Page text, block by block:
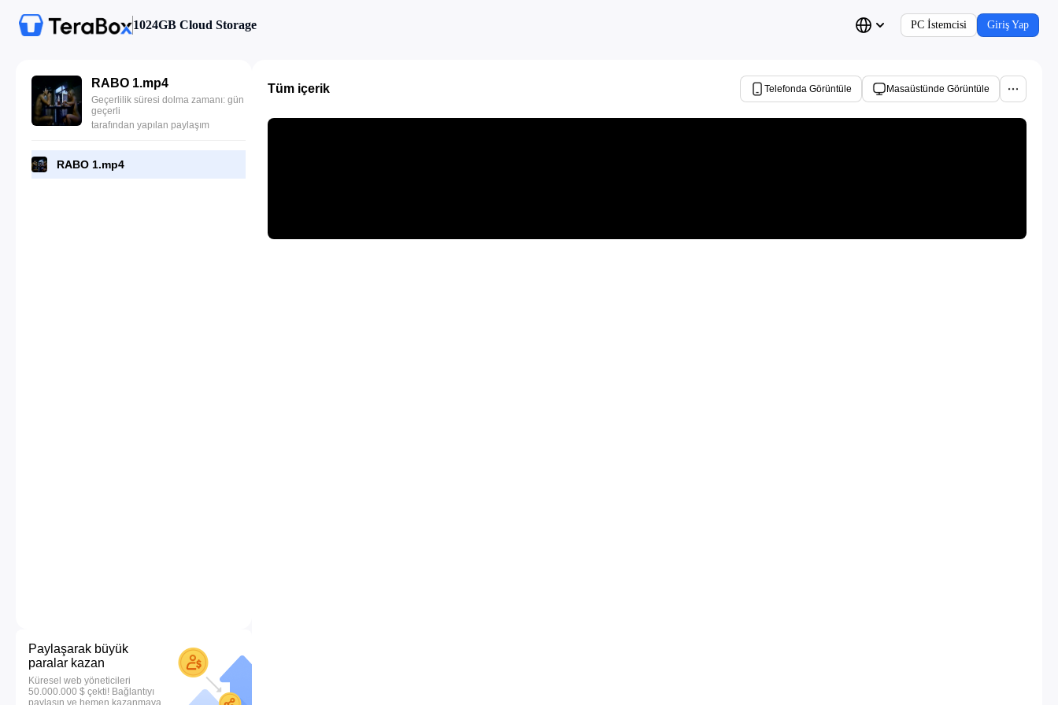
1024GB Cloud Storage PC İstemcisi Giriş Yap
RABO 1.mp4
Geçerlilik süresi dolma zamanı: gün
geçerli
tarafından yapılan paylaşım
RABO 1.mp4
Paylaşarak büyük
paralar kazan
Küresel web yöneticileri
50.000.000 $ çekti! Bağlantıyı
paylaşın ve hemen kazanmaya
Tüm içerik Telefonda Görüntüle Masaüstünde Görüntüle